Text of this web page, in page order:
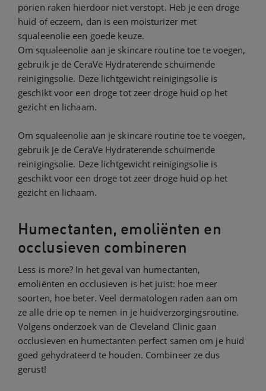
poriën raken hierdoor niet verstopt. Heb je een droge
huid of eczeem, dan is een moisturizer met
squaleenolie een goede keuze.
Om squaleenolie aan je skincare routine toe te voegen,
gebruik je de CeraVe Hydraterende schuimende
reinigingsolie. Deze lichtgewicht reinigingsolie is
geschikt voor een droge tot zeer droge huid op het
gezicht en lichaam.
Om squaleenolie aan je skincare routine toe te voegen,
gebruik je de CeraVe Hydraterende schuimende
reinigingsolie. Deze lichtgewicht reinigingsolie is
geschikt voor een droge tot zeer droge huid op het
gezicht en lichaam.
Humectanten, emoliënten en
occlusieven combineren
Less is more? In het geval van humectanten,
emoliënten en occlusieven is het juist: hoe meer
soorten, hoe beter. Veel dermatologen raden aan om
ze alle drie op te nemen in je huidverzorgingsroutine.
Volgens onderzoek van de Cleveland Clinic gaan
occlusieven en humectanten perfect samen om je huid
goed gehydrateerd te houden. Combineer ze dus
gerust!